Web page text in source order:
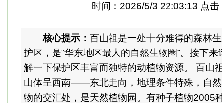
时间：2026/5/3 22:03:13 点击
核心提示： 百山祖是一处十分难得的森林
护区，是“华东地区最大的自然生物圈”。接下
解一下保护区丰富而独特的动植物资源。 百山
山体呈西南——东北走向，地理条件特殊，自
物的交汇处，是天然植物园。有种子植物2005